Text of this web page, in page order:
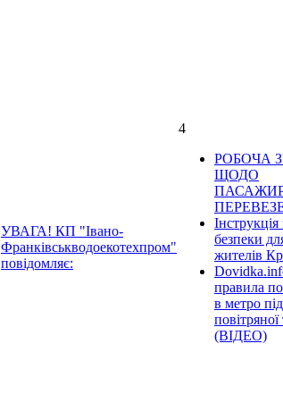
УВАГА! КП "Івано-
Франківськводоекотехпром"
повідомляє:
4
РОБОЧА
ЩОДО
Інструкція
безпеки
жителів
правила
в метро
(ВІДЕО)